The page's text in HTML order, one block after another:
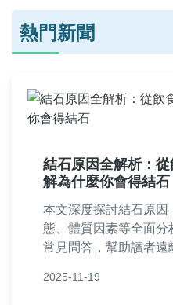
熱門新聞
結石原因全解析：
解為什麼你會得結石
本文深度探討結石原因
態、體質因素等全面分
常見問答，幫助讀者遠
2025-11-19